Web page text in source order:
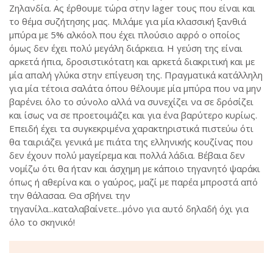
Ζηλανδία. Ας έρθουμε τώρα στην lager τους που είναι και
το θέμα συζήτησης μας. Μιλάμε για μία κλασσική ξανθιά
μπύρα με 5% αλκόολ που έχει πλούσιο αφρό ο οποίος
όμως δεν έχει πολύ μεγάλη διάρκεια. Η γεύση της είναι
αρκετά ήπια, δροσιστικότατη και αρκετά διακριτική και με
μία απαλή γλύκα στην επίγευση της. Πραγματικά κατάλληλη
για μία τέτοια σαλάτα όπου θέλουμε μία μπύρα που να μην
βαρένει όλο το σύνολο αλλά να συνεχίζει να σε δρόσίζει
και ίσως να σε προετοιμάζει και για ένα βαρύτερο κυρίως.
Επειδή έχει τα συγκεκριμένα χαρακτηριστικά πιστεύω ότι
θα ταιριάζει γενικά με πιάτα της ελληνικής κουζίνας που
δεν έχουν πολύ μαγείρεμα και πολλά λάδια. Βέβαια δεν
νομίζω ότι θα ήταν και άσχημη με κάποιο τηγανητό ψαράκι
όπως ή αθερίνα και ο γαύρος, μαζί με παρέα μπροστά από
την θάλασαα. Θα σβήνει την
τηγανίλα...καταλαβαίνετε...μόνο για αυτό δηλαδή όχι για
όλο το σκηνικό!